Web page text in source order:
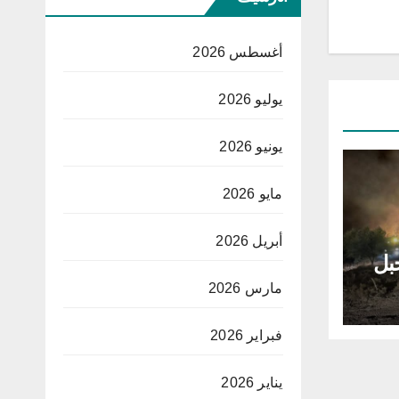
أغسطس 2026
يوليو 2026
يونيو 2026
مايو 2026
أبريل 2026
مارس 2026
فبراير 2026
يناير 2026